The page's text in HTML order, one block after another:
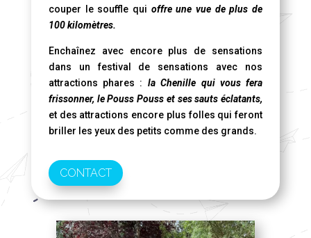
couper le souffle qui offre une vue de plus de
100 kilomètres.
Enchaînez avec encore plus de sensations
dans un festival de sensations avec nos
attractions phares : la Chenille qui vous fera
frissonner, le Pouss Pouss et ses sauts éclatants,
et des attractions encore plus folles qui feront
briller les yeux des petits comme des grands.
CONTACT